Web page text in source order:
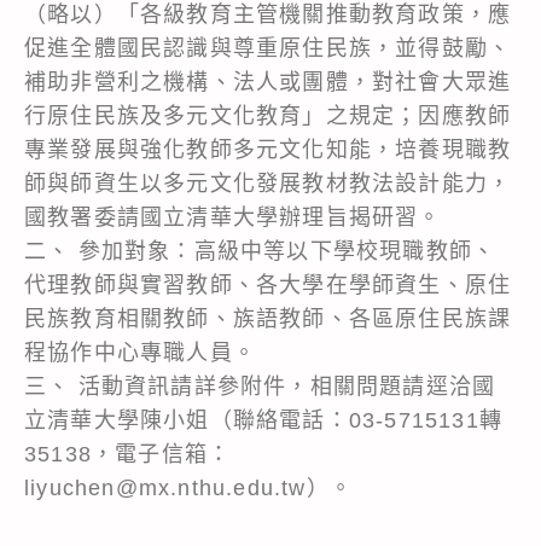
（略以）「各級教育主管機關推動教育政策，應
促進全體國民認識與尊重原住民族，並得鼓勵、
補助非營利之機構、法人或團體，對社會大眾進
行原住民族及多元文化教育」之規定；因應教師
專業發展與強化教師多元文化知能，培養現職教
師與師資生以多元文化發展教材教法設計能力，
國教署委請國立清華大學辦理旨揭研習。
二、 參加對象：高級中等以下學校現職教師、
代理教師與實習教師、各大學在學師資生、原住
民族教育相關教師、族語教師、各區原住民族課
程協作中心專職人員。
三、 活動資訊請詳參附件，相關問題請逕洽國
立清華大學陳小姐（聯絡電話：03-5715131轉
35138，電子信箱：
liyuchen@mx.nthu.edu.tw）。